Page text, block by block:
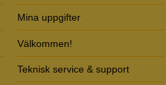
Mina uppgifter
Välkommen!
Teknisk service & support